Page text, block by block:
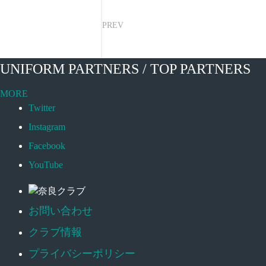
PREV
UNIFORM PARTNERS / TOP PARTNERS
MORE
Twitter
Instagram
Facebook
YouTube
お問い合わせ
クラブ情報
プライバシーポリシー